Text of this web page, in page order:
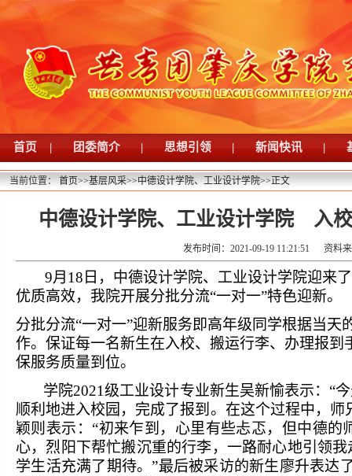
首页 | 团委简介 | 思想引领 | 新闻快讯 |
当前位置：首页>>基层风采>>中德设计学院、工业设计学院>>正文
中德设计学院、工业设计学院 入
发布时间：2021-09-19 11:21:51资料
9月 18 日，中德设计学院、工业设计学院迎来了
优质高效，我院开展分批分流“一对一”特色迎新。
分批分流“一对一”迎新服务即高年级同学根据当
作。保证每一名新生在入校、搬运行李、办理报
保服务质量到位。
学院2021级工业设计专业新生吴新愉表示：“
顺利地进入校园，完成了报到。在这个过程中，
颖则表示：“初来乍到，心里有些忐忑，但中德
心，烈阳下帮忙搬沉重的行李，一路耐心地引领
学生活充满了期待。”最后被采访的新生廖升表达